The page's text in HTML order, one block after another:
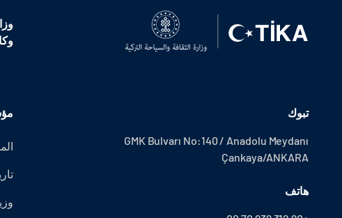
تبوك
GMK Bulvarı No:140 / Anadolu Meydanı
Çankaya/ANKARA
هاتف